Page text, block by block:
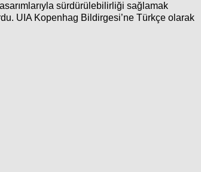
sürdürülebilirliği sağlamak
UIA Kopenhag Bildirgesi’ne Türkçe olarak